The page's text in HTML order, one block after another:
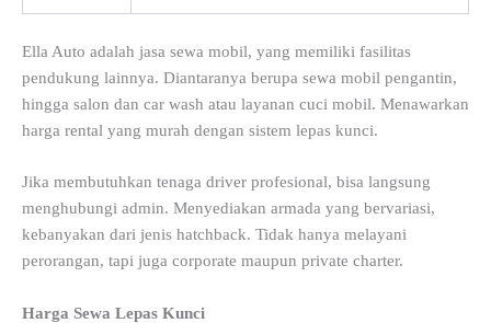
Ella Auto adalah jasa sewa mobil, yang memiliki fasilitas
pendukung lainnya. Diantaranya berupa sewa mobil pengantin,
hingga salon dan car wash atau layanan cuci mobil. Menawarkan
harga rental yang murah dengan sistem lepas kunci.
Jika membutuhkan tenaga driver profesional, bisa langsung
menghubungi admin. Menyediakan armada yang bervariasi,
kebanyakan dari jenis hatchback. Tidak hanya melayani
perorangan, tapi juga corporate maupun private charter.
Harga Sewa Lepas Kunci